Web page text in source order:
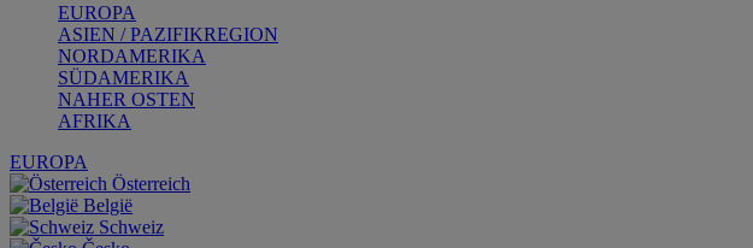
EUROPA
ASIEN / PAZIFIKREGION
NORDAMERIKA
SÜDAMERIKA
NAHER OSTEN
AFRIKA
EUROPA
Österreich
België
Schweiz